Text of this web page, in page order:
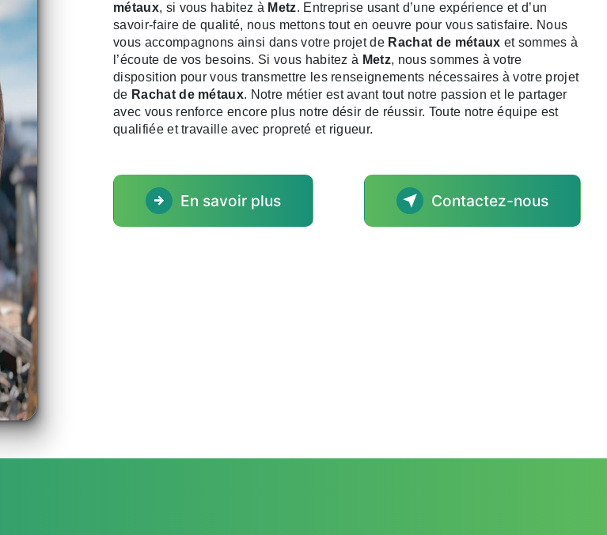
métaux, si vous habitez à Metz. Entreprise usant d’une expérience et d’un
savoir-faire de qualité, nous mettons tout en oeuvre pour vous satisfaire. Nous
vous accompagnons ainsi dans votre projet de Rachat de métaux et sommes à
l’écoute de vos besoins. Si vous habitez à Metz, nous sommes à votre
disposition pour vous transmettre les renseignements nécessaires à votre projet
de Rachat de métaux. Notre métier est avant tout notre passion et le partager
avec vous renforce encore plus notre désir de réussir. Toute notre équipe est
qualifiée et travaille avec propreté et rigueur.
En savoir plus Contactez-nous